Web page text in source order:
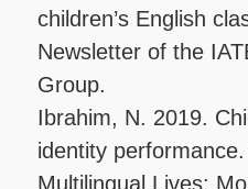
children’s English
Newsletter of the
Group.
Ibrahim, N. 2019.
identity
Multilingual Lives: